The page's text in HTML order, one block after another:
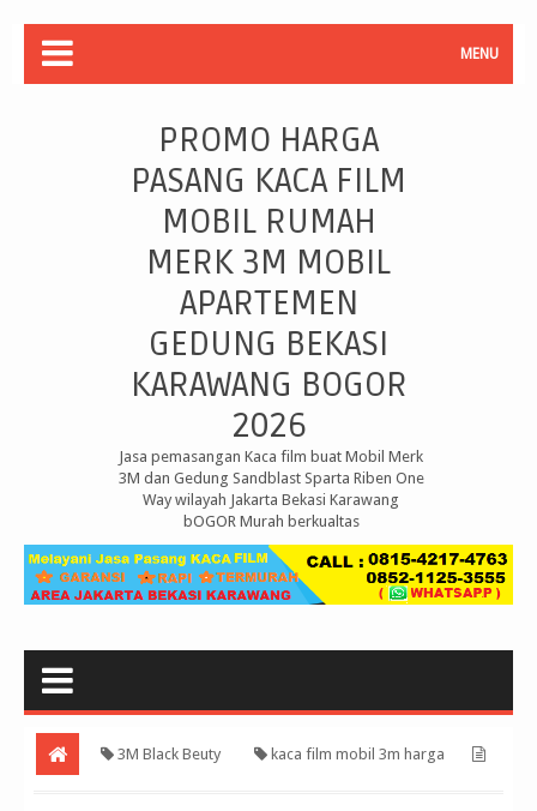
MENU
PROMO HARGA
PASANG KACA FILM
MOBIL RUMAH
MERK 3M MOBIL
APARTEMEN
GEDUNG BEKASI
KARAWANG BOGOR
2026
Jasa pemasangan Kaca film buat Mobil Merk
3M dan Gedung Sandblast Sparta Riben One
Way wilayah Jakarta Bekasi Karawang
bOGOR Murah berkualtas
3M Black Beuty kaca film mobil 3m harga